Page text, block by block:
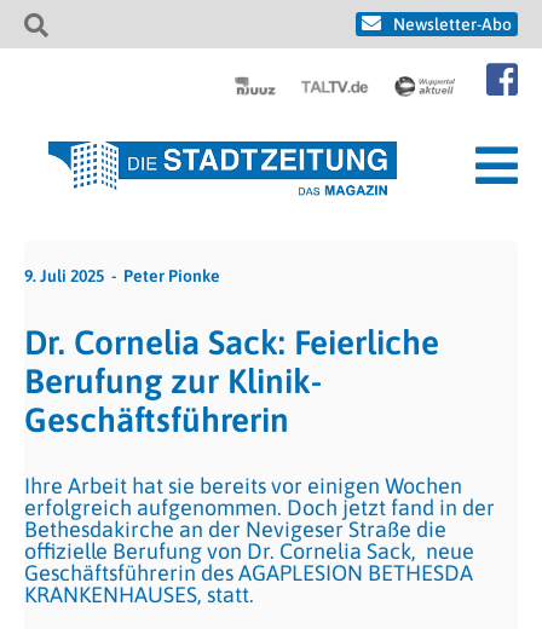
Newsletter-Abo
9. Juli 2025 Peter Pionke
Dr. Cornelia Sack: Feierliche
Berufung zur Klinik-
Geschäftsführerin
Ihre Arbeit hat sie bereits vor einigen Wochen
erfolgreich aufgenommen. Doch jetzt fand in der
Bethesdakirche an der Nevigeser Straße die
offizielle Berufung von Dr. Cornelia Sack, neue
Geschäftsführerin des AGAPLESION BETHESDA
KRANKENHAUSES, statt.